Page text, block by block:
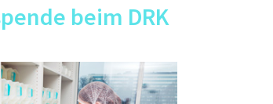
beim DRK